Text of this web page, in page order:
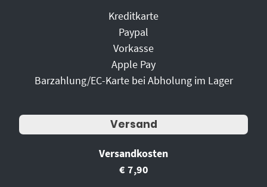
Kreditkarte
Paypal
Vorkasse
Apple Pay
Barzahlung/EC-Karte bei Abholung im Lager
Versand
Versandkosten
€ 7,90